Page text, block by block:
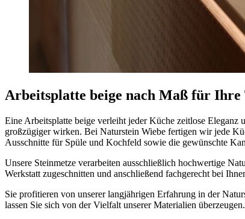
Arbeitsplatte beige nach Maß für
Eine Arbeitsplatte beige verleiht jeder Küche zeitlose Eleganz
großzügiger wirken. Bei Naturstein Wiebe fertigen wir jede
Ausschnitte für Spüle und Kochfeld sowie die gewünschte
Unsere Steinmetze verarbeiten ausschließlich hochwertige
Werkstatt zugeschnitten und anschließend fachgerecht bei
Sie profitieren von unserer langjährigen Erfahrung in der
lassen Sie sich von der Vielfalt unserer Materialien überzeugen.